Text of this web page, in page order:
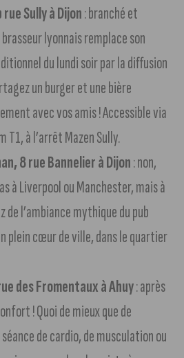
Sully à Dijon: branché et
lyonnais remplace son
du lundi soir par la diffusion
un burger et une bière
avec vos amis ! Accessible via
T1, à l’arrêt Mazen Sully.
8 rue Bannelier à Dijon: non,
à Liverpool ou Manchester, mais à
de l’ambiance mythique du pub
plein cœur de ville, dans le quartier
des Fromentaux à Ahuy: après
! Quoi de mieux que de
de cardio, de musculation ou